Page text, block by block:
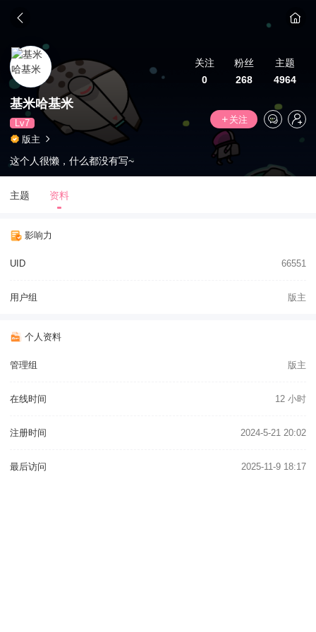
关注
0
粉丝
268
主题
4964
基米哈基米
Lv7
关注
版主
这个人很懒，什么都没有写~
主题 资料
影响力
UID 66551
用户组 版主
个人资料
管理组 版主
在线时间 12 小时
注册时间 2024-5-21 20:02
最后访问 2025-11-9 18:17